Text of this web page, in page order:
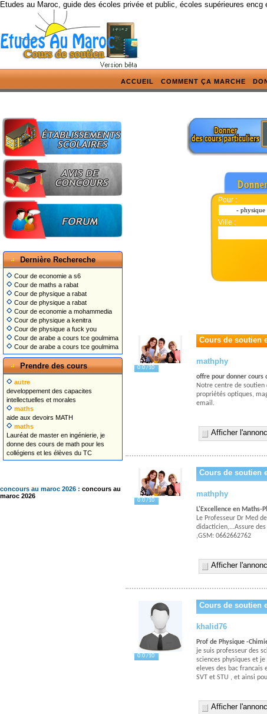
Etudes au Maroc, guide des écoles privée et public, écoles supérieures
ACCUEIL COMMENT ÇA MARCHE
Dernière Rechereche
Cour de economie a s6
Cour de maths a rabat
Cour de physique a rabat
Cour de physique a rabat
Cour de economie a mohammedia
Cour de physique a kenitra
Cour de physique a fuck you
Cour de arabe a cours tce goulmima
Cour de arabe a cours tce goulmima
Prendre des cours
autre
developpement des capacites
intellectuelles et morales
maths
aide aux devoirs MATH
maths
Lauréat de master en ingénierie, je
donne des cours de math pour les
collégiens et les élèves du TC
concours au maroc 2026 : concours au
maroc 2026
Pour :
Ville :
0.0 /10
Cours de soutien
mathphy
offre pour donner cours
Notre centre de soutien
propriétés optiques,
email.
Afficher
0.0 /10
Cours de soutien
mathphy
L'Excellence en Maths-
Le Professeur Dr Med
didacticien,...Assure
,GSM: 0662662762
Afficher
0.0 /10
Cours de soutien
khalid76
Prof de Physique -
je suis professeur des
sciences physiques et
eleves des bac francais
SVT et STU , et ainsi
Afficher